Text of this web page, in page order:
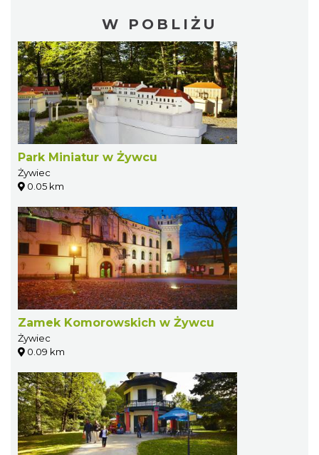
W POBLIŻU
Park Miniatur w Żywcu
Żywiec
0.05 km
Zamek Komorowskich w Żywcu
Żywiec
0.09 km